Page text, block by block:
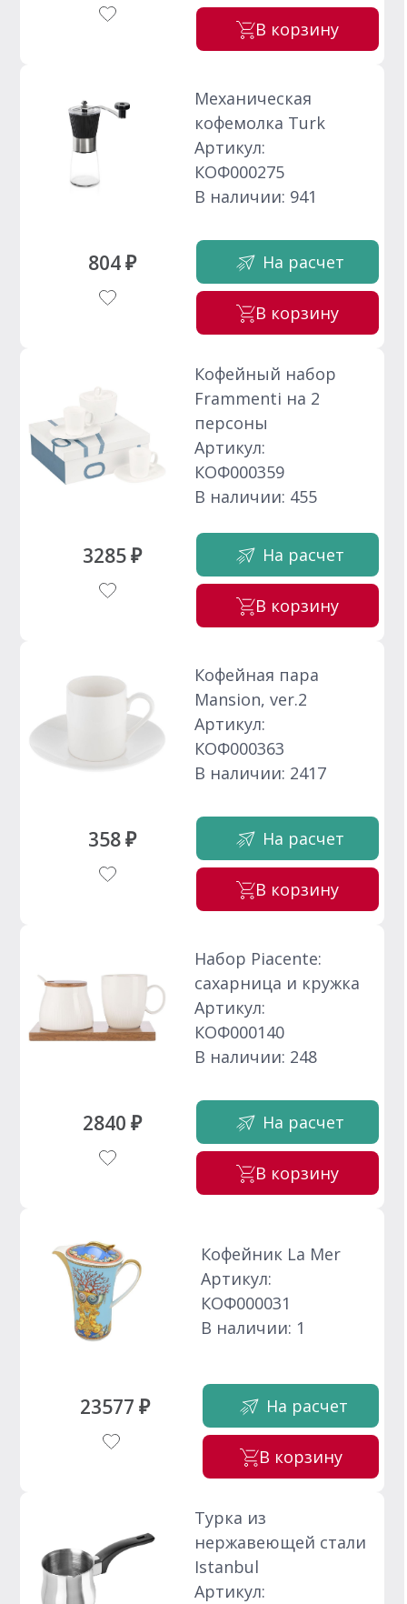
В корзину
804 ₽
Механическая
кофемолка Turk
Артикул:
КОФ000275
В наличии: 941
На расчет
В корзину
3285 ₽
Кофейный набор
Frammenti на 2
персоны
Артикул:
КОФ000359
В наличии: 455
На расчет
В корзину
358 ₽
Кофейная пара
Mansion, ver.2
Артикул:
КОФ000363
В наличии: 2417
На расчет
В корзину
2840 ₽
Набор Piacente:
сахарница и кружка
Артикул:
КОФ000140
В наличии: 248
На расчет
В корзину
23577 ₽
Кофейник La Mer
Артикул:
КОФ000031
В наличии: 1
На расчет
В корзину
Турка из
нержавеющей стали
Istanbul
Артикул: